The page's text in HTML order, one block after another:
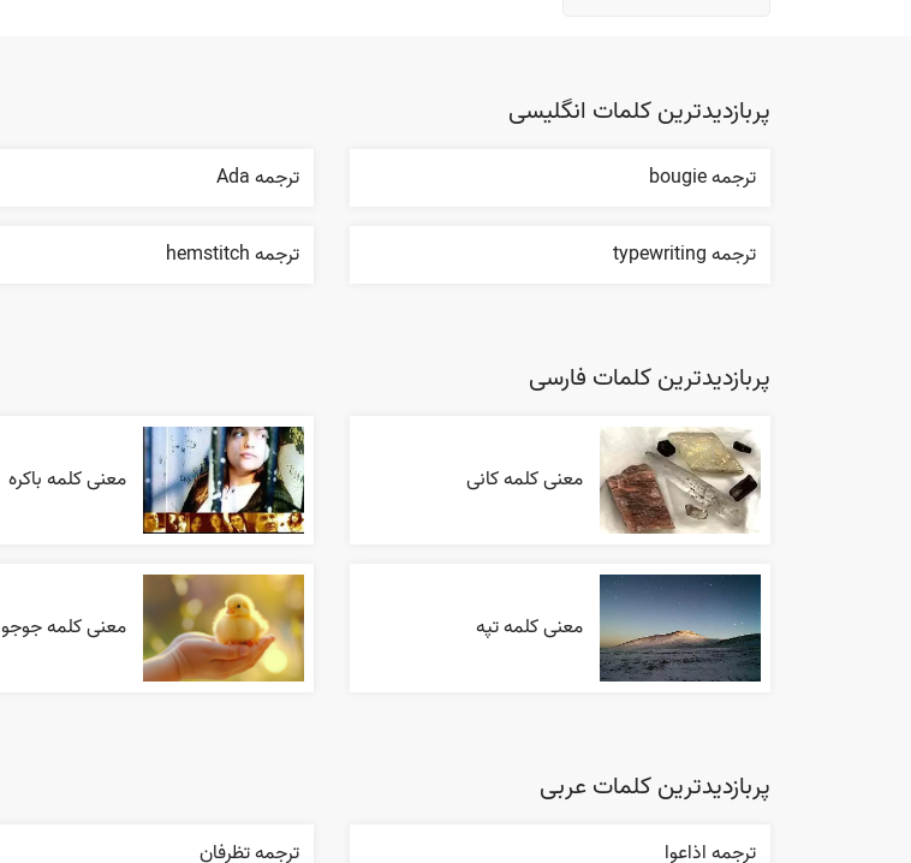
پربازدیدترین کلمات انگلیسی
ترجمه bougie ترجمه Ada
ترجمه typewriting ترجمه hemstitch
پربازدیدترین کلمات فارسی
معنی کلمه کانی معنی کلمه باکره
معنی کلمه تپه معنی کلمه جوجو
پربازدیدترین کلمات عربی
ترجمه اذاعوا ترجمه تظرفان